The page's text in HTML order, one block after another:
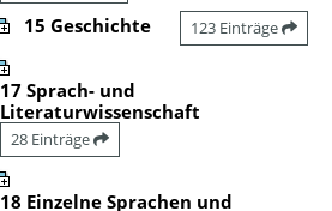
15 Geschichte 123 Einträge
17 Sprach- und
Literaturwissenschaft
28 Einträge
18 Einzelne Sprachen und